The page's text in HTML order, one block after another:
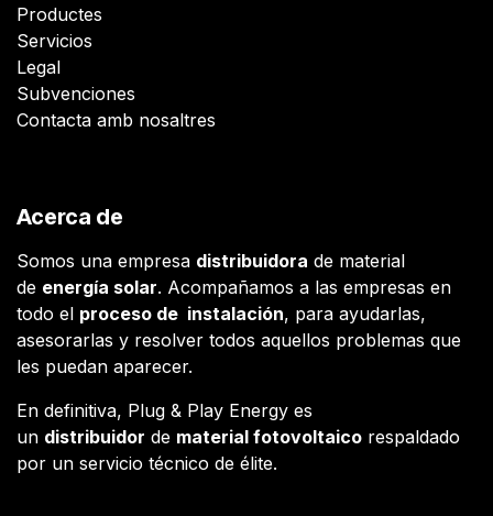
Productes
Servicios
Legal
Subvenciones
Contacta amb nosaltres
Acerca de
Somos una empresa distribuidora de material
de energía solar. Acompañamos a las empresas en
todo el proceso de instalación, para ayudarlas,
asesorarlas y resolver todos aquellos problemas que
les puedan aparecer.
En definitiva, Plug & Play Energy es
un distribuidor de material fotovoltaico respaldado
por un servicio técnico de élite.